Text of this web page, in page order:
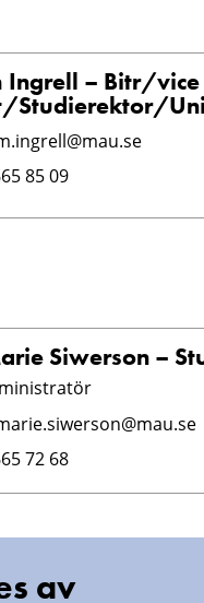
Ingrell – Bitr/vice
Studierektor/
85 09
Siwerson –
72 68
av